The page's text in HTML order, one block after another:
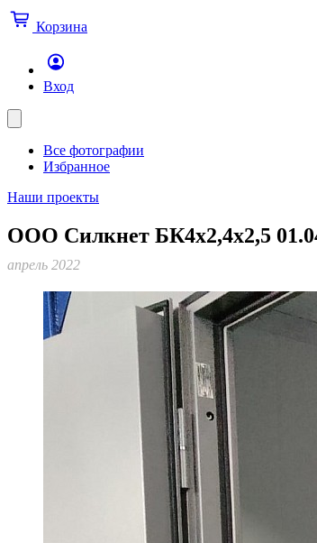
Корзина
Вход
Все фотографии
Избранное
Наши проекты
ООО Силкнет БК4х2,4х2,5
апрель 2022